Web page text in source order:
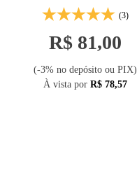
(3)
R$ 81,00
(-3% no depósito ou PIX)
À vista por R$ 78,57